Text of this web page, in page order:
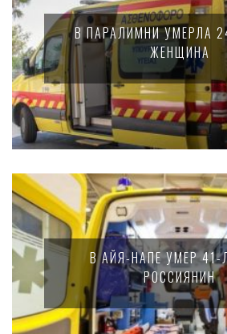
В ПАРАЛИМНИ УМЕРЛА
ЖЕНЩИНА
В АЙЯ-НАПЕ УМЕР 41-
РОССИЯНИН